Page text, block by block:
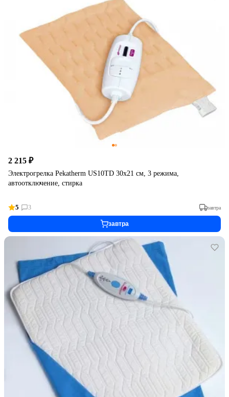
2 215 ₽
Электрогрелка Pekatherm US10TD 30x21 см, 3 режима,
автоотключение, стирка
5 3 завтра
завтра